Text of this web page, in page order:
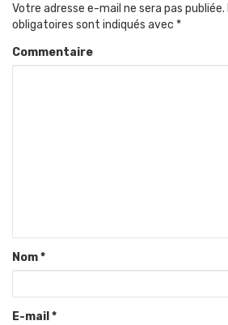
Votre adresse e-mail ne sera pas publiée.
obligatoires sont indiqués avec *
Commentaire
Nom*
E-mail *